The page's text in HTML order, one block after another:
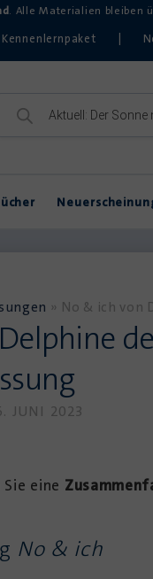
. Alle Materialien bleiben
Kennenlernpaket
» No & ich von
JUNI 2023
eine
No & ich